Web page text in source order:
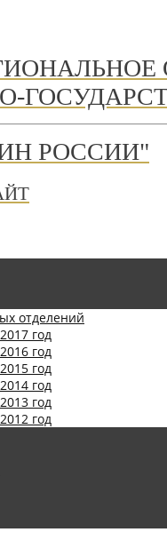
РОССИИ"
отделений
год
год
год
год
год
год